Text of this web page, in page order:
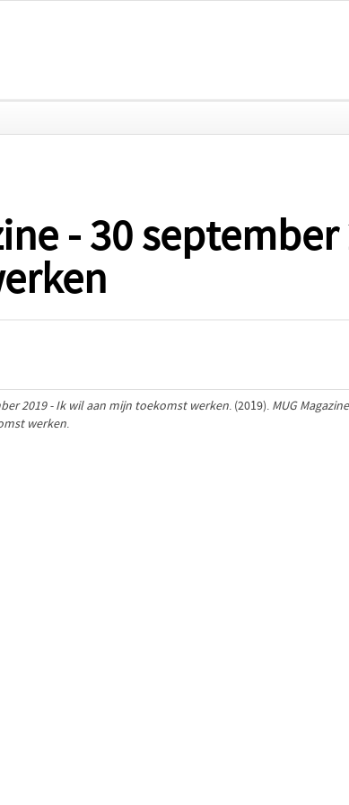
- 30
2019 - Ik wil aan mijn toekomst werken. (2019). MUG
werken.